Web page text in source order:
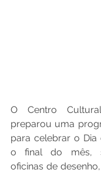
O Centro
preparou uma
para celebrar o Dia
o final do mês,
oficinas de